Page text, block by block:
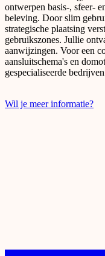
ontwerpen basis-, sfeer-
beleving. Door slim
strategische plaatsing
gebruikszones. Jullie
aanwijzingen. Voor een
aansluitschema's en
gespecialiseerde
Wil je meer informatie?